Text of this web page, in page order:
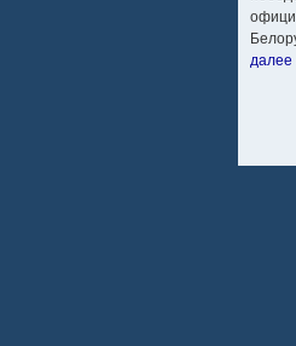
далее